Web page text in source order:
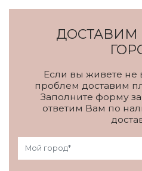
Если вы живете не
проблем доставим
Заполните форму
ответим Вам по